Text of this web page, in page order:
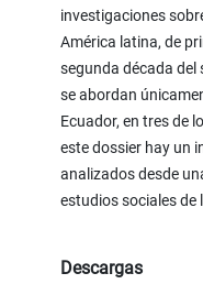
investigaciones
América latina, de
segunda década del
se abordan
Ecuador, en tres de
este dossier hay un
analizados desde
estudios sociales de
Descargas